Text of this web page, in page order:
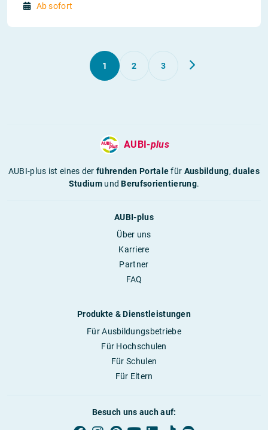
Ab sofort
1 2 3
AUBI-plus
AUBI-plus ist eines derführenden Portalefür Ausbildung,duales
StudiumundBerufsorientierung.
AUBI-plus
Über uns
Karriere
Partner
FAQ
Produkte & Dienstleistungen
Für Ausbildungsbetriebe
Für Hochschulen
Für Schulen
Für Eltern
Besuch uns auch auf: